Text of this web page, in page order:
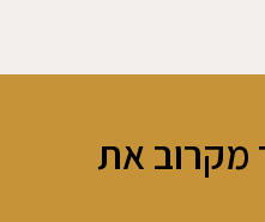
מקרוב את